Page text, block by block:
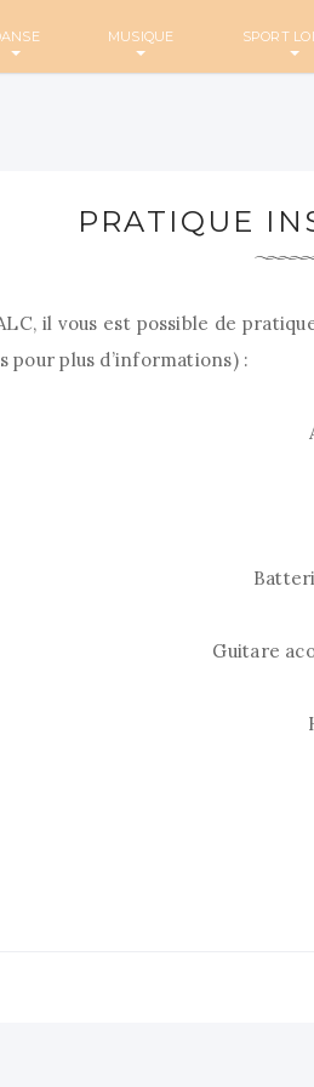
MUSIQUE SPORT
PRATIQUE
il vous est possible de
pour plus d’informations) :
Guitare